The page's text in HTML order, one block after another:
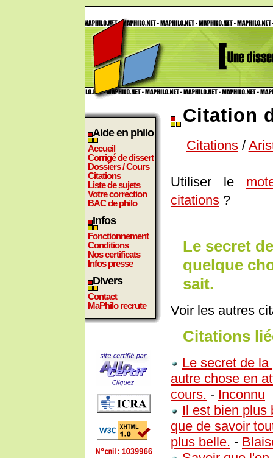
Aide en philo
Accueil
Corrigé de dissert
Dossiers / Cours
Citations
Liste de sujets
Votre correction
BAC de philo
Infos
Fonctionnement
Conditions
Nos certificats
Infos presse
Divers
Contact
MaPhilo recrute
Citation
Citations/
Utiliser le
citations ?
Le secret
quelque
sait.
Voir les autres
Citations
Le secret de
autre chose en
cours. - Inconnu
Il est bien plus
que de savoir
plus belle. -